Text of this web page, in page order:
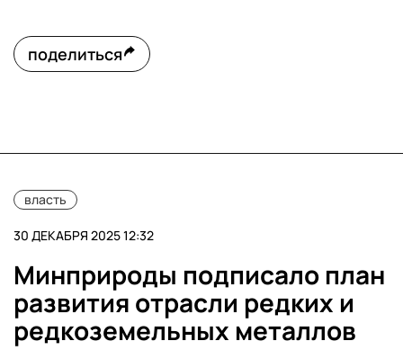
поделиться
власть
30 ДЕКАБРЯ 2025 12:32
Минприроды подписало план
развития отрасли редких и
редкоземельных металлов